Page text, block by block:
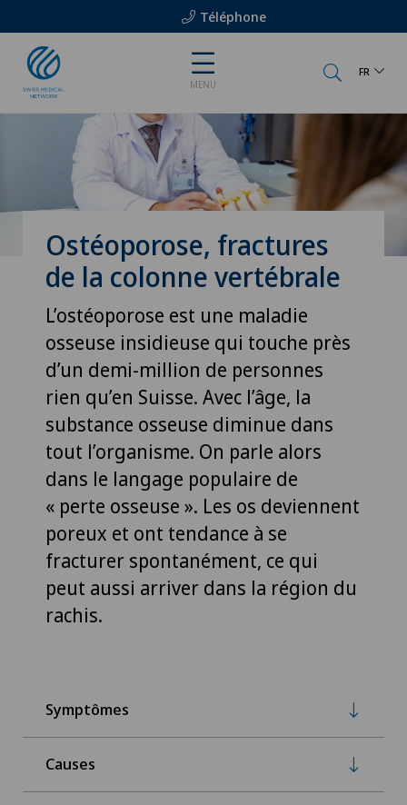
Téléphone
MENU
FR
Ostéoporose, fractures
de la colonne vertébrale
L’ostéoporose est une maladie
osseuse insidieuse qui touche près
d’un demi-million de personnes
rien qu’en Suisse. Avec l’âge, la
substance osseuse diminue dans
tout l’organisme. On parle alors
dans le langage populaire de
« perte osseuse ». Les os deviennent
poreux et ont tendance à se
fracturer spontanément, ce qui
peut aussi arriver dans la région du
rachis.
Symptômes
Causes